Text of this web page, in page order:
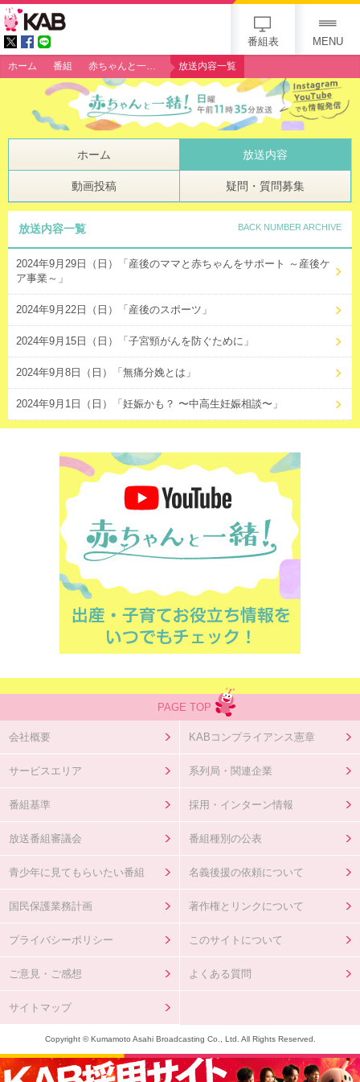
番組表 MENU
ホーム 番組 赤ちゃんと一緒！ 放送内容一覧
ホーム 放送内容
動画投稿 疑問・質問募集
放送内容一覧 BACK NUMBER ARCHIVE
2024年9月29日（日）「産後のママと赤ちゃんをサポート ～産後ケ
ア事業～」
2024年9月22日（日）「産後のスポーツ」
2024年9月15日（日）「子宮頸がんを防ぐために」
2024年9月8日（日）「無痛分娩とは」
2024年9月1日（日）「妊娠かも？ 〜中高生妊娠相談〜」
PAGE TOP
会社概要 KABコンプライアンス憲章
サービスエリア 系列局・関連企業
番組基準 採用・インターン情報
放送番組審議会 番組種別の公表
青少年に見てもらいたい番組 名義後援の依頼について
国民保護業務計画 著作権とリンクについて
プライバシーポリシー このサイトについて
ご意見・ご感想 よくある質問
サイトマップ
Copyright © Kumamoto Asahi Broadcasting Co., Ltd. All Rights Reserved.